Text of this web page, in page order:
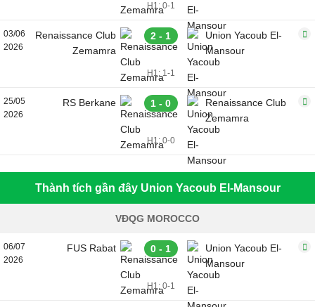
H1: 0-1
03/06
2026
Renaissance Club
Zemamra
2 - 1
Union Yacoub El-
Mansour
H1: 1-1
25/05
2026
RS Berkane 1 - 0
Renaissance Club
Zemamra
H1: 0-0
Thành tích gần đây Union Yacoub El-Mansour
VĐQG MOROCCO
06/07
2026
FUS Rabat 0 - 1
Union Yacoub El-
Mansour
H1: 0-1